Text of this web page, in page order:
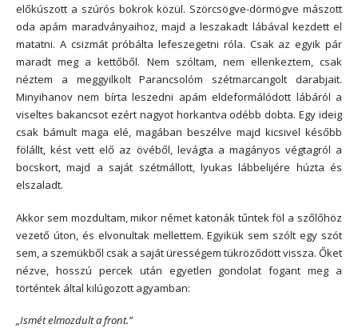
előkúszott a szúrós bokrok közül. Szörcsögve-dörmögve mászott
oda apám maradványaihoz, majd a leszakadt lábával kezdett el
matatni. A csizmát próbálta lefeszegetni róla. Csak az egyik pár
maradt meg a kettőből. Nem szóltam, nem ellenkeztem, csak
néztem a meggyilkolt Parancsolóm szétmarcangolt darabjait.
Minyihanov nem bírta leszedni apám eldeformálódott lábáról a
viseltes bakancsot ezért nagyot horkantva odébb dobta. Egy ideig
csak bámult maga elé, magában beszélve majd kicsivel később
fölállt, kést vett elő az övéből, levágta a magányos végtagról a
bocskort, majd a saját szétmállott, lyukas lábbelijére húzta és
elszaladt.
Akkor sem mozdultam, mikor német katonák tűntek föl a szőlőhöz
vezető úton, és elvonultak mellettem. Egyikük sem szólt egy szót
sem, a szemükből csak a saját ürességem tükröződött vissza. Őket
nézve, hosszú percek után egyetlen gondolat fogant meg a
történtek által kilúgozott agyamban:
„Ismét elmozdult a front.”